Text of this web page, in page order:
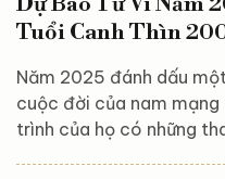
Tuổi Canh Thìn
Năm 2025 đánh dấu
cuộc đời của nam
trình của họ có những